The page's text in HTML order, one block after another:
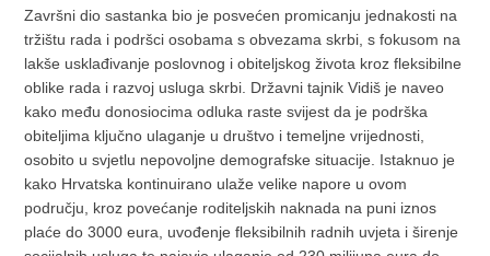
Završni dio sastanka bio je posvećen promicanju jednakosti na
tržištu rada i podršci osobama s obvezama skrbi, s fokusom na
lakše usklađivanje poslovnog i obiteljskog života kroz fleksibilne
oblike rada i razvoj usluga skrbi. Državni tajnik Vidiš je naveo
kako među donosiocima odluka raste svijest da je podrška
obiteljima ključno ulaganje u društvo i temeljne vrijednosti,
osobito u svjetlu nepovoljne demografske situacije. Istaknuo je
kako Hrvatska kontinuirano ulaže velike napore u ovom
području, kroz povećanje roditeljskih naknada na puni iznos
plaće do 3000 eura, uvođenje fleksibilnih radnih uvjeta i širenje